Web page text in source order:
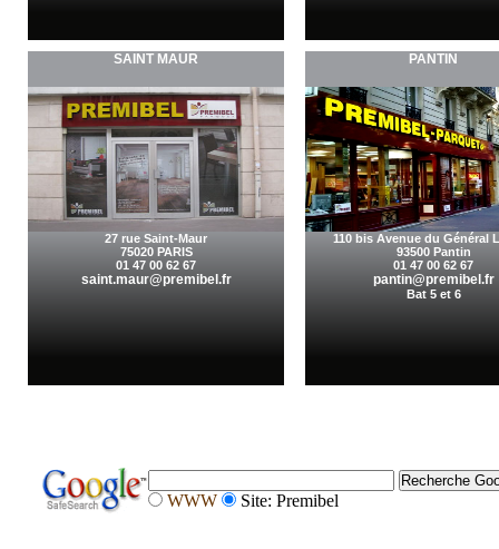
SAINT MAUR
27 rue Saint-Maur
75020 PARIS
01 47 00 62 67
saint.maur@premibel.fr
PANTIN
110 bis Avenue du Général
93500 Pantin
01 47 00 62 67
pantin@premibel.fr
Bat 5 et 6
WWW Site: Premibel